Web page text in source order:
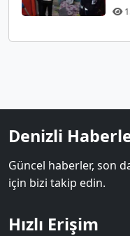
Denizli
Güncel haberler, son
için bizi takip edin.
Hızlı Erişim